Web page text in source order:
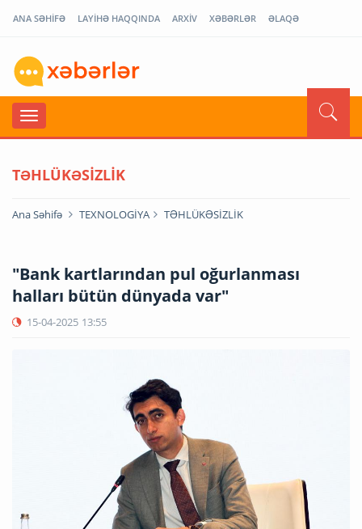
ANA SƏHİFƏ LAYİHƏ HAQQINDA ARXİV XƏBƏRLƏR ƏLAQƏ
TƏHLÜKƏSİZLİK
Ana Səhifə TEXNOLOGİYA TƏHLÜKƏSİZLİK
"Bank kartlarından pul oğurlanması
halları bütün dünyada var"
15-04-2025 13:55